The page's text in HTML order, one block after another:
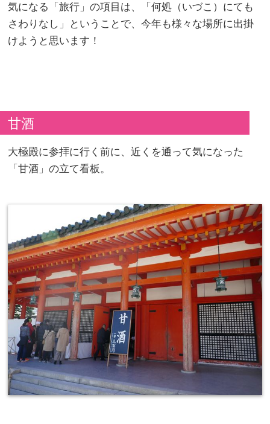
気になる「旅行」の項目は、「何処（いづこ）にても
さわりなし」ということで、今年も様々な場所に出掛
けようと思います！
甘酒
大極殿に参拝に行く前に、近くを通って気になった
「甘酒」の立て看板。